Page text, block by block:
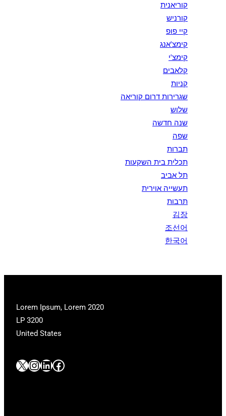
קוריאנית
קורניש
קיי פופ
קימצ'אנג
קימצ'י
קלאבים
קניות
שגרירות דרום קוריאה
שלוש
שנה חדשה
שפה
תברות
תכלית בית השקעות
תל אביב
תעשייה אוירית
תרבות
김장
조선어
한국어
2020 Lorem Ipsum, Lorem
LP 3200
United States
#
#
#
#